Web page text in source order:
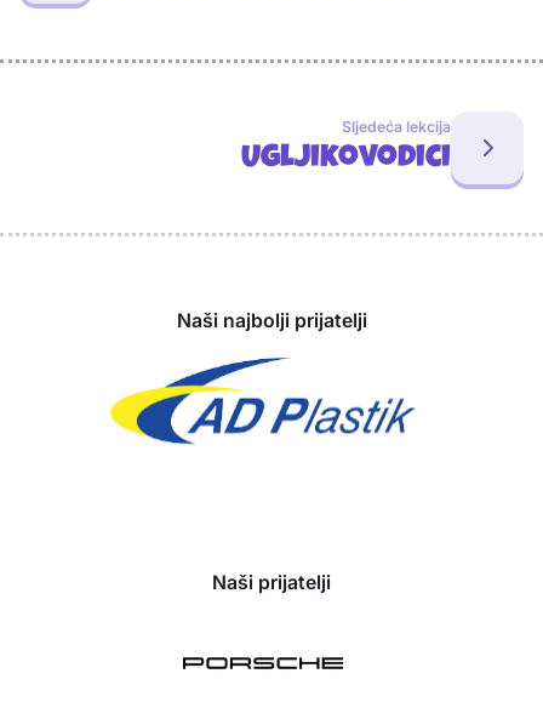
Sljedeća lekcija
Ugljikovodici
Naši najbolji prijatelji
Naši prijatelji